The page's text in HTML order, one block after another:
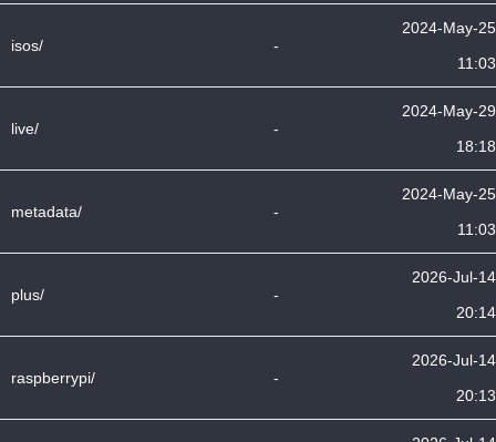
isos/ -
2024-May-25
11:03
live/ -
2024-May-29
18:18
metadata/ -
2024-May-25
11:03
plus/ -
2026-Jul-14
20:14
raspberrypi/ -
2026-Jul-14
20:13